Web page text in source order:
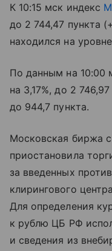
К 10:15 мск индекс
до 2 744,47 пункта
находился на
По данным на 10:00
на 3,17%, до 2
до 944,7 пункта.
Московская биржа
приостановила
за введенных
клирингового
Для определения
к рублю ЦБ РФ
и сведения из